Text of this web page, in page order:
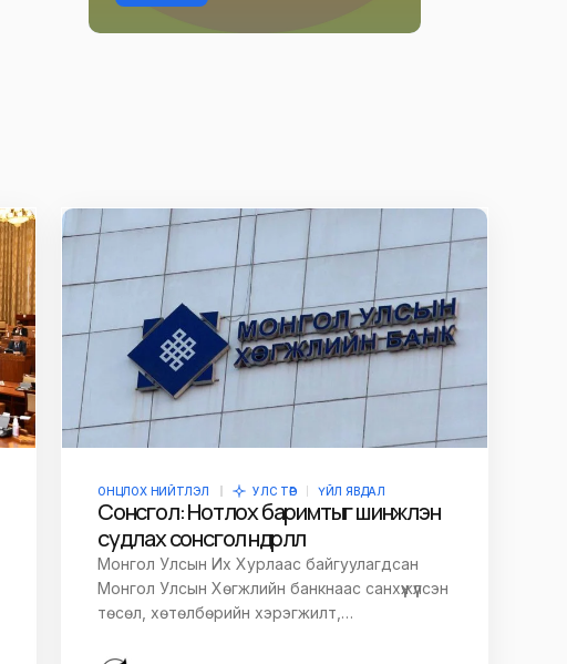
ОНЦЛОХ НИЙТЛЭЛ УЛС ТӨР ҮЙЛ ЯВДАЛ
Сонсгол: Нотлох баримтыг шинжлэн
судлах сонсгол өндөрлөлөө
Монгол Улсын Их Хурлаас байгуулагдсан
Монгол Улсын Хөгжлийн банкнаас санхүүжүүлсэн
төсөл, хөтөлбөрийн хэрэгжилт,…